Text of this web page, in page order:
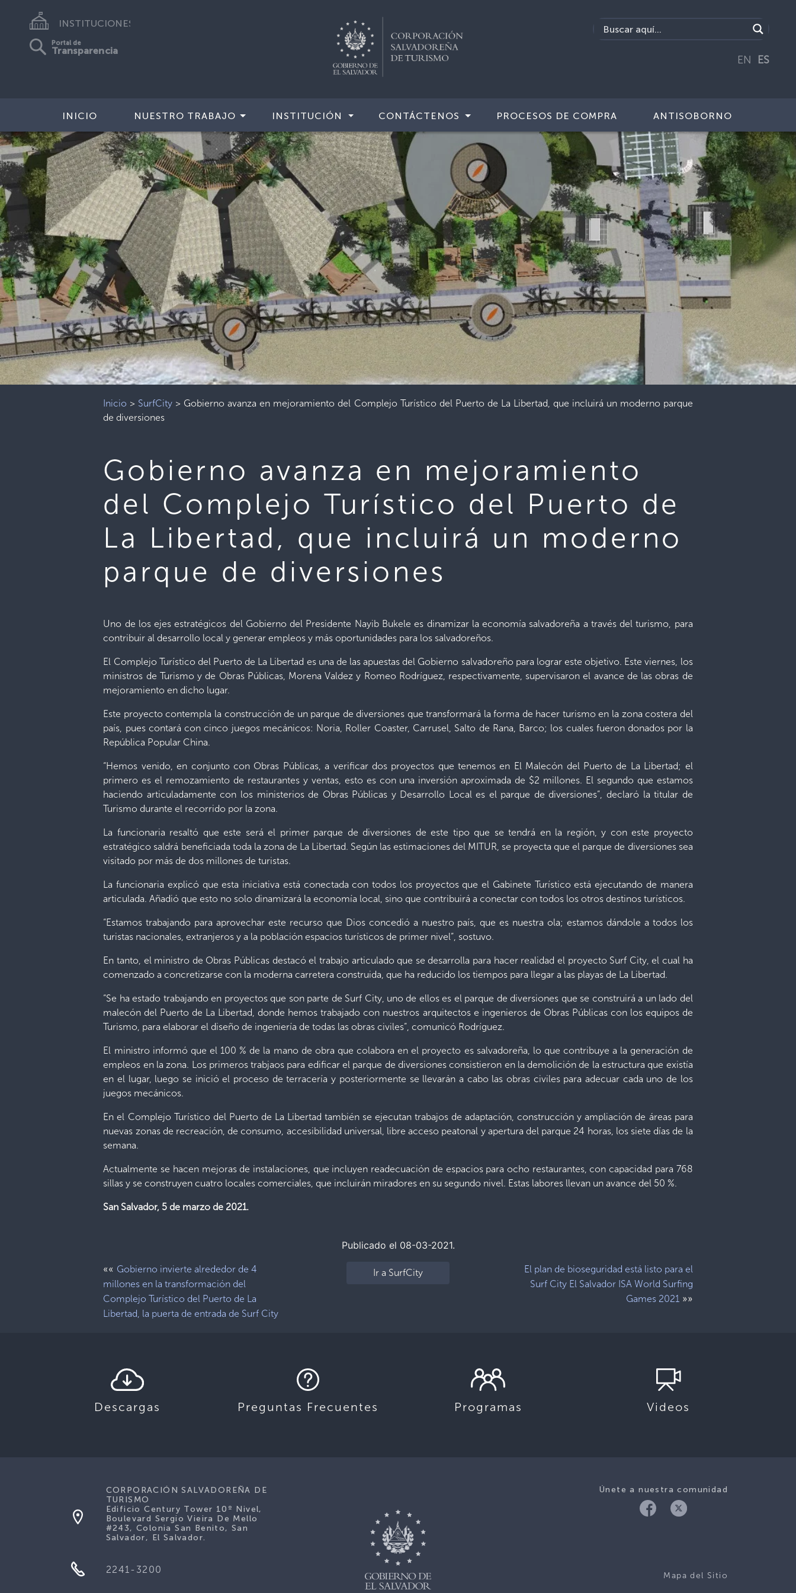
INSTITUCIONES
Portal de
Transparencia
EN ES
INICIO NUESTRO TRABAJO INSTITUCIÓN CONTÁCTENOS PROCESOS DE COMPRA ANTISOBORNO
Inicio > SurfCity > Gobierno avanza en mejoramiento del Complejo Turístico del Puerto de La Libertad, que incluirá un moderno parque
de diversiones
Gobierno avanza en mejoramiento
del Complejo Turístico del Puerto de
La Libertad, que incluirá un moderno
parque de diversiones
Uno de los ejes estratégicos del Gobierno del Presidente Nayib Bukele es dinamizar la economía salvadoreña a través del turismo, para
contribuir al desarrollo local y generar empleos y más oportunidades para los salvadoreños.
El Complejo Turístico del Puerto de La Libertad es una de las apuestas del Gobierno salvadoreño para lograr este objetivo. Este viernes, los
ministros de Turismo y de Obras Públicas, Morena Valdez y Romeo Rodríguez, respectivamente, supervisaron el avance de las obras de
mejoramiento en dicho lugar.
Este proyecto contempla la construcción de un parque de diversiones que transformará la forma de hacer turismo en la zona costera del
país, pues contará con cinco juegos mecánicos: Noria, Roller Coaster, Carrusel, Salto de Rana, Barco; los cuales fueron donados por la
República Popular China.
“Hemos venido, en conjunto con Obras Públicas, a verificar dos proyectos que tenemos en El Malecón del Puerto de La Libertad; el
primero es el remozamiento de restaurantes y ventas, esto es con una inversión aproximada de $2 millones. El segundo que estamos
haciendo articuladamente con los ministerios de Obras Públicas y Desarrollo Local es el parque de diversiones”, declaró la titular de
Turismo durante el recorrido por la zona.
La funcionaria resaltó que este será el primer parque de diversiones de este tipo que se tendrá en la región, y con este proyecto
estratégico saldrá beneficiada toda la zona de La Libertad. Según las estimaciones del MITUR, se proyecta que el parque de diversiones sea
visitado por más de dos millones de turistas.
La funcionaria explicó que esta iniciativa está conectada con todos los proyectos que el Gabinete Turístico está ejecutando de manera
articulada. Añadió que esto no solo dinamizará la economía local, sino que contribuirá a conectar con todos los otros destinos turísticos.
“Estamos trabajando para aprovechar este recurso que Dios concedió a nuestro país, que es nuestra ola; estamos dándole a todos los
turistas nacionales, extranjeros y a la población espacios turísticos de primer nivel”, sostuvo.
En tanto, el ministro de Obras Públicas destacó el trabajo articulado que se desarrolla para hacer realidad el proyecto Surf City, el cual ha
comenzado a concretizarse con la moderna carretera construida, que ha reducido los tiempos para llegar a las playas de La Libertad.
“Se ha estado trabajando en proyectos que son parte de Surf City, uno de ellos es el parque de diversiones que se construirá a un lado del
malecón del Puerto de La Libertad, donde hemos trabajado con nuestros arquitectos e ingenieros de Obras Públicas con los equipos de
Turismo, para elaborar el diseño de ingeniería de todas las obras civiles”, comunicó Rodríguez.
El ministro informó que el 100 % de la mano de obra que colabora en el proyecto es salvadoreña, lo que contribuye a la generación de
empleos en la zona. Los primeros trabjaos para edificar el parque de diversiones consistieron en la demolición de la estructura que existía
en el lugar, luego se inició el proceso de terracería y posteriormente se llevarán a cabo las obras civiles para adecuar cada uno de los
juegos mecánicos.
En el Complejo Turístico del Puerto de La Libertad también se ejecutan trabajos de adaptación, construcción y ampliación de áreas para
nuevas zonas de recreación, de consumo, accesibilidad universal, libre acceso peatonal y apertura del parque 24 horas, los siete días de la
semana.
Actualmente se hacen mejoras de instalaciones, que incluyen readecuación de espacios para ocho restaurantes, con capacidad para 768
sillas y se construyen cuatro locales comerciales, que incluirán miradores en su segundo nivel. Estas labores llevan un avance del 50 %.
San Salvador, 5 de marzo de 2021.
Publicado el 08-03-2021.
«« Gobierno invierte alrededor de 4
millones en la transformación del
Complejo Turístico del Puerto de La
Libertad, la puerta de entrada de Surf City
Ir a SurfCity
El plan de bioseguridad está listo para el
Surf City El Salvador ISA World Surfing
Games 2021»»
Descargas Preguntas Frecuentes Programas Videos
Únete a nuestra comunidad
Mapa del Sitio
CORPORACIÓN SALVADOREÑA DE
TURISMO
Edificio Century Tower 10º Nivel,
Boulevard Sergio Vieira De Mello
#243, Colonia San Benito, San
Salvador, El Salvador.
2241-3200